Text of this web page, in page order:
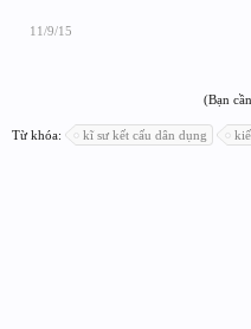
11/9/15
(Bạn
Từ khóa: kĩ sư kết cấu dân dụng